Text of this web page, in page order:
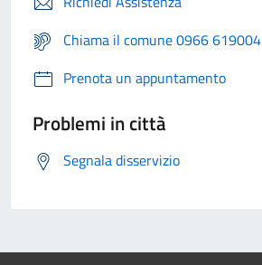
Chiama il comune 0966 619004
Prenota un appuntamento
Problemi in città
Segnala disservizio